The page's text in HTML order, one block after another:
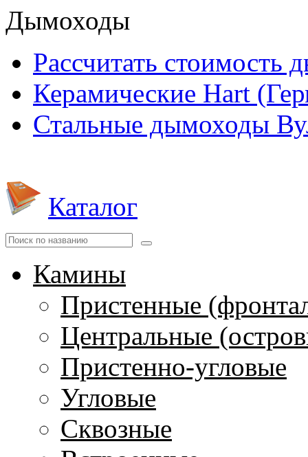
Дымоходы
Рассчитать стоимость
Керамические Hart
Стальные дымоходы
Каталог
Камины
Пристенные
Центральные
Пристенно-угловые
Угловые
Сквозные